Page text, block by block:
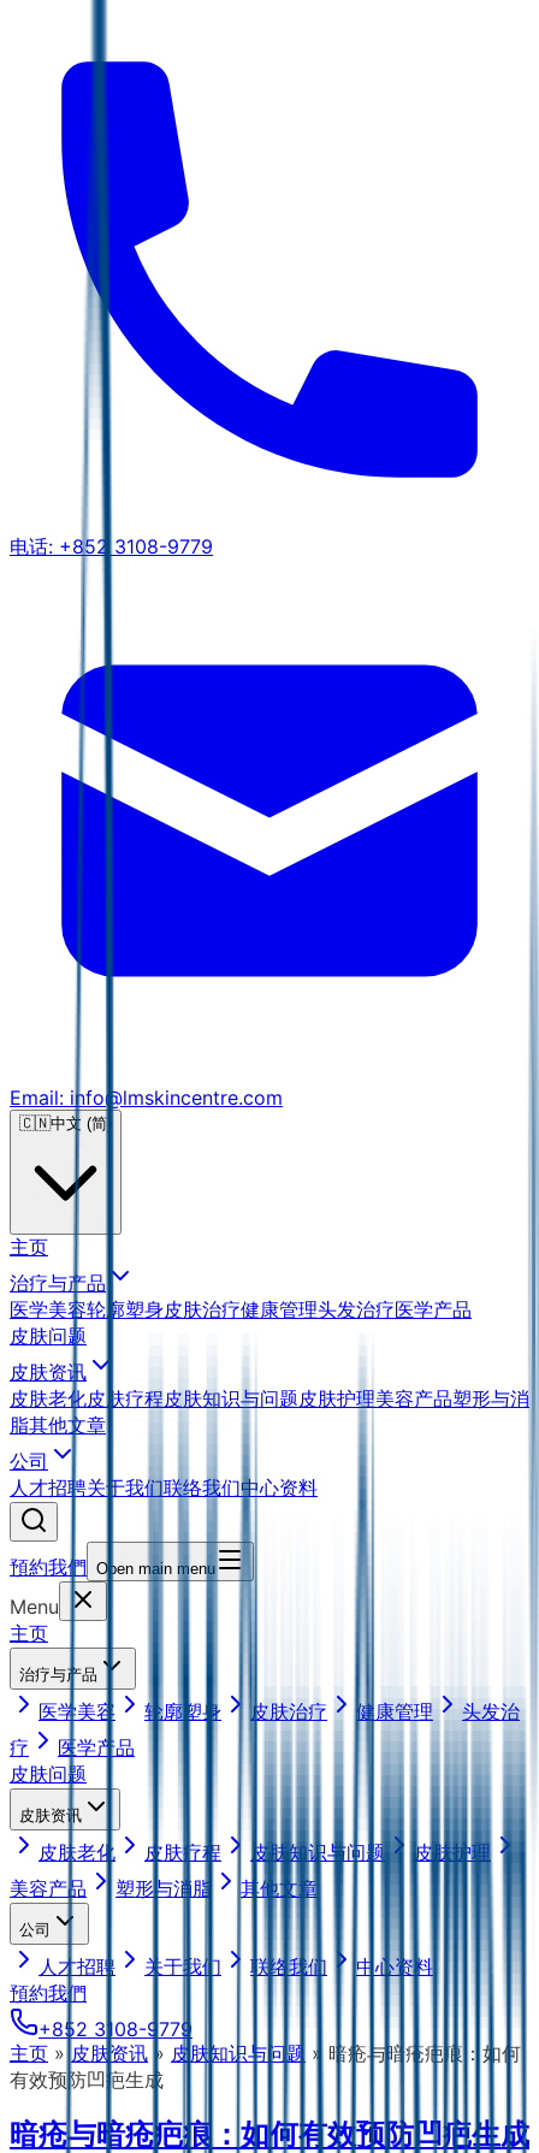
电话: +852 3108-9779
Email: info@lmskincentre.com
🇨🇳中文 (简)
主页
治疗与产品
医学美容轮廓塑身皮肤治疗健康管理头发治疗医学产品
皮肤问题
皮肤资讯
皮肤老化皮肤疗程皮肤知识与问题皮肤护理美容产品塑形与消
脂其他文章
公司
人才招聘关于我们联络我们中心资料
預約我們 Open main menu
Menu
主页
治疗与产品
医学美容 轮廓塑身 皮肤治疗 健康管理
头发治
疗
医学产品
皮肤问题
皮肤资讯
皮肤老化 皮肤疗程 皮肤知识与问题
皮肤护理
美容产品
塑形与消脂 其他文章
公司
人才招聘 关于我们 联络我们
中心资料
預約我們
+852 3108-9779
主页 » 皮肤资讯 » 皮肤知识与问题 » 暗疮与暗疮疤痕：如何
有效预防凹疤生成
暗疮与暗疮疤痕：如何有效预防凹疤生成